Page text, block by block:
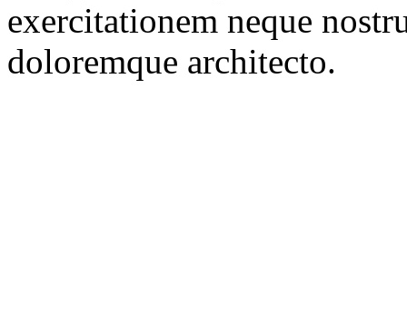
exercitationem neque
doloremque architecto.